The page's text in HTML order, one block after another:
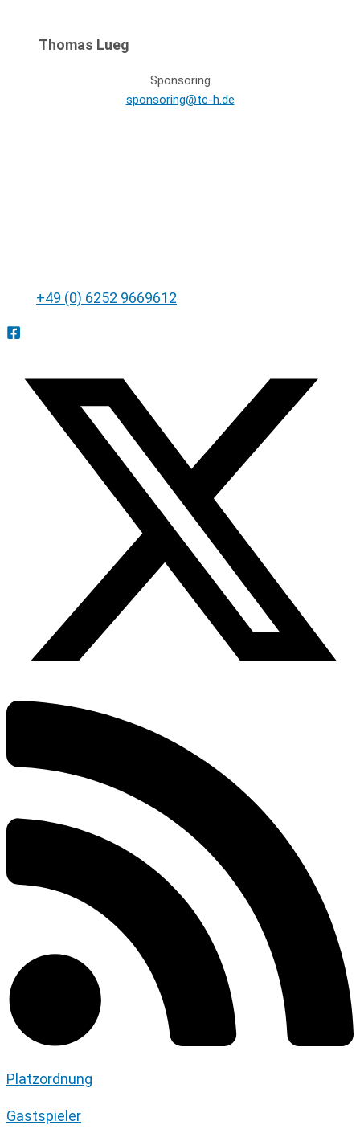
Thomas Lueg
Sponsoring
sponsoring@tc-h.de
+49 (0) 6252 9669612
Platzordnung
Gastspieler